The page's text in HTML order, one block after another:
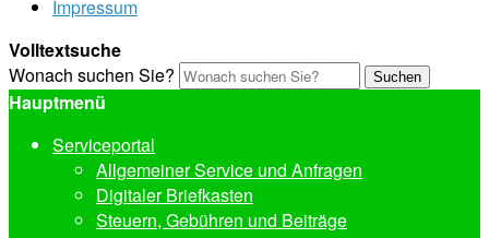
Impressum
Volltextsuche
Wonach suchen Sie?
Suchen
Hauptmenü
Serviceportal
Allgemeiner Service und Anfragen
Digitaler Briefkasten
Steuern, Gebühren und Beiträge